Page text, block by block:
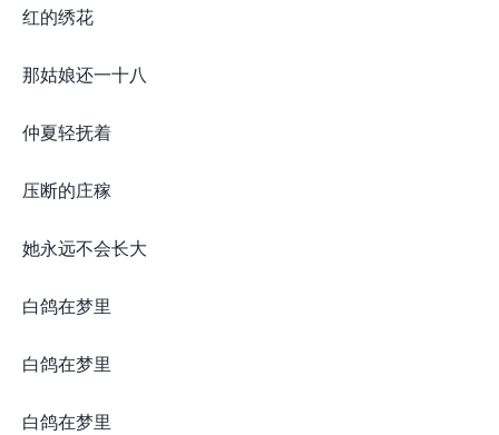
红的绣花
那姑娘还一十八
仲夏轻抚着
压断的庄稼
她永远不会长大
白鸽在梦里
白鸽在梦里
白鸽在梦里